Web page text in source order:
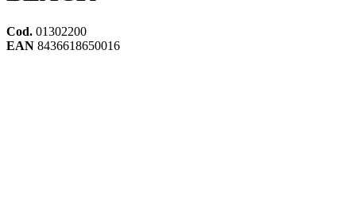
Cod. 01302200
EAN 8436618650016